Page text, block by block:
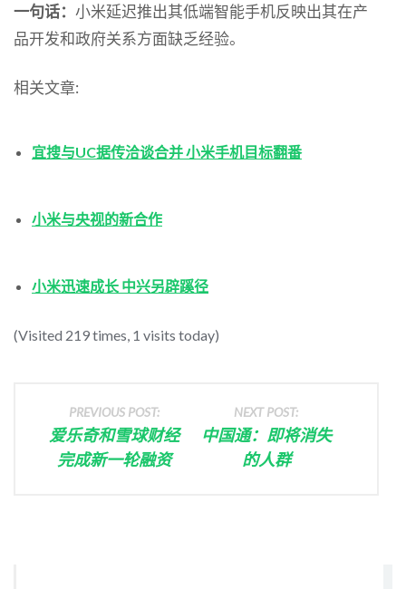
一句话： 小米延迟推出其低端智能手机反映出其在产
品开发和政府关系方面缺乏经验。
相关文章:
宜搜与UC据传洽谈合并 小米手机目标翻番
小米与央视的新合作
小米迅速成长 中兴另辟蹊径
(Visited 219 times, 1 visits today)
PREVIOUS POST:
爱乐奇和雪球财经
完成新一轮融资
NEXT POST:
中国通：即将消失
的人群